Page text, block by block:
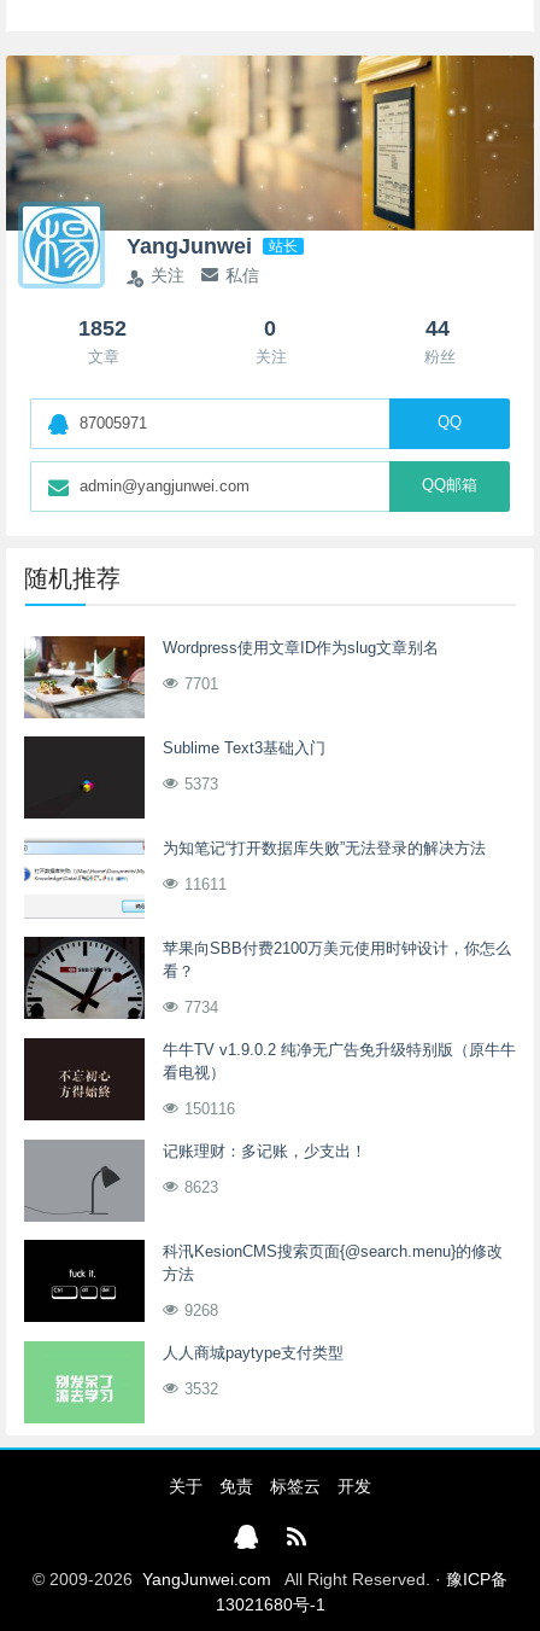
YangJunwei 站长
关注 私信
1852
文章
0
关注
44
粉丝
87005971 QQ
admin@yangjunwei.com QQ邮箱
随机推荐
Wordpress使用文章ID作为slug文章别名
7701
Sublime Text3基础入门
5373
为知笔记“打开数据库失败”无法登录的解决方法
11611
苹果向SBB付费2100万美元使用时钟设计，你怎么
看？
7734
牛牛TV v1.9.0.2 纯净无广告免升级特别版（原牛牛
看电视）
150116
记账理财：多记账，少支出！
8623
科汛KesionCMS搜索页面{@search.menu}的修改
方法
9268
人人商城paytype支付类型
3532
关于 免责 标签云 开发
© 2009-2026 YangJunwei.com All Right Reserved. · 豫ICP备
13021680号-1